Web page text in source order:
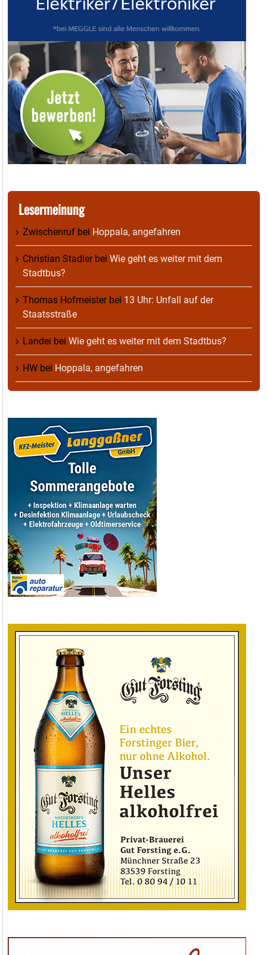
Lesermeinung
Zwischenruf bei Hoppala, angefahren
Christian Stadlerbei Wie geht es weiter mit dem
Stadtbus?
Thomas Hofmeisterbei 13 Uhr: Unfall auf der
Staatsstraße
Landei bei Wie geht es weiter mit dem Stadtbus?
HW bei Hoppala, angefahren